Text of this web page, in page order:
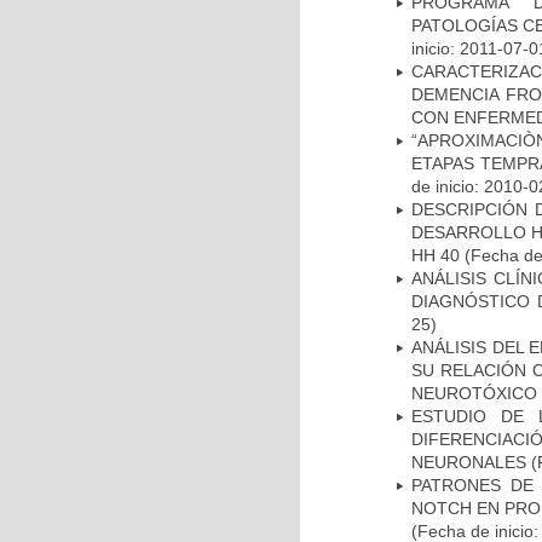
PATOLOGÍAS
inicio: 2011-07-
DEMENCIA
CON
ETAPAS
de inicio: 2010-
DESCRIPCIÓN
DESARROLLO
HH 40 (Fecha
ANÁLISIS
DIAGNÓSTICO
25)
ANÁLISIS DEL
SU RELACIÓN
NEUROTÓXICO
ESTUDIO DE
NEURONALES
PATRONES
NOTCH EN
(Fecha de